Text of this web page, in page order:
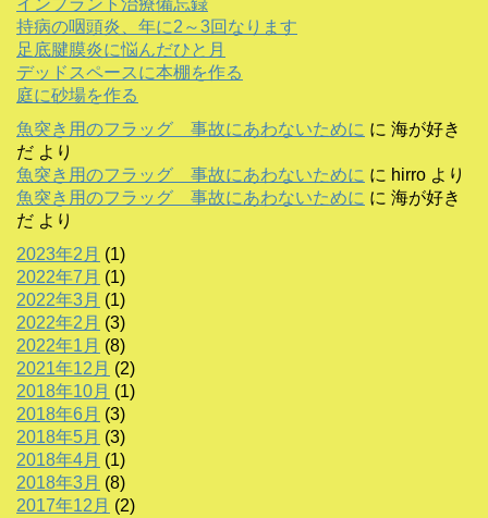
インプラント治療備忘録
持病の咽頭炎、年に2～3回なります
足底腱膜炎に悩んだひと月
デッドスペースに本棚を作る
庭に砂場を作る
魚突き用のフラッグ 事故にあわないために に 海が好き
だ より
魚突き用のフラッグ 事故にあわないために に hirro より
魚突き用のフラッグ 事故にあわないために に 海が好き
だ より
2023年2月 (1)
2022年7月 (1)
2022年3月 (1)
2022年2月 (3)
2022年1月 (8)
2021年12月 (2)
2018年10月 (1)
2018年6月 (3)
2018年5月 (3)
2018年4月 (1)
2018年3月 (8)
2017年12月 (2)